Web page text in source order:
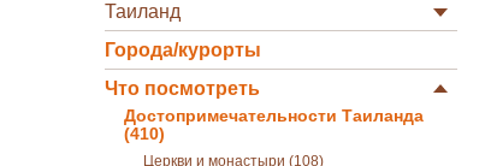
Таиланд
Города/курорты
Что посмотреть
Достопримечательности Таиланда
(410)
Церкви и монастыри (108)